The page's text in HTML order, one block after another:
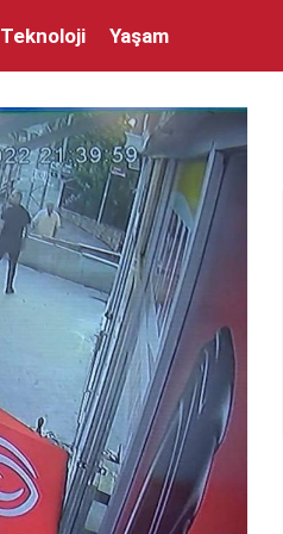
Teknoloji Yaşam